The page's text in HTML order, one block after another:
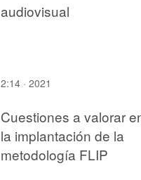
audiovisual
2:14 · 2021
Cuestiones a valorar
la implantación de la
metodología FLIP